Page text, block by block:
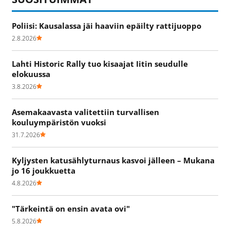
Poliisi: Kausalassa jäi haaviin epäilty rattijuoppo
2.8.2026
Lahti Historic Rally tuo kisaajat Iitin seudulle
elokuussa
3.8.2026
Asemakaavasta valitettiin turvallisen
kouluympäristön vuoksi
31.7.2026
Kyljysten katusählyturnaus kasvoi jälleen – Mukana
jo 16 joukkuetta
4.8.2026
"Tärkeintä on ensin avata ovi"
5.8.2026